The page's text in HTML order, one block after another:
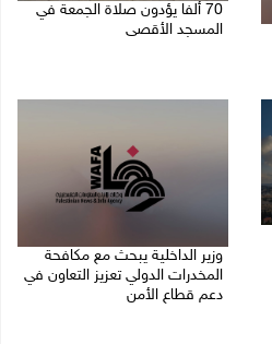
70 ألفا يؤدون صلاة الجمعة في
المسجد الأقصى
وزير الداخلية يبحث مع مكافحة
المخدرات الدولي تعزيز التعاون في
دعم قطاع الأمن